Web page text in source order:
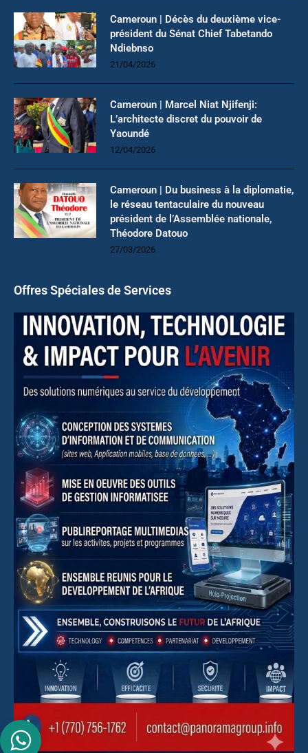
Cameroun | Décès du deuxième vice-
président du Sénat Chief Tabetando
Ndiebnso
21/04/2026
Cameroun | Marcel Niat Njifenji:
L’architecte discret du pouvoir de
Yaoundé
12/04/2026
Cameroun | Du business à la diplomatie,
le réseau tentaculaire du nouveau
président de l’Assemblée nationale,
Théodore Datouo
27/03/2026
Offres Spéciales de Services